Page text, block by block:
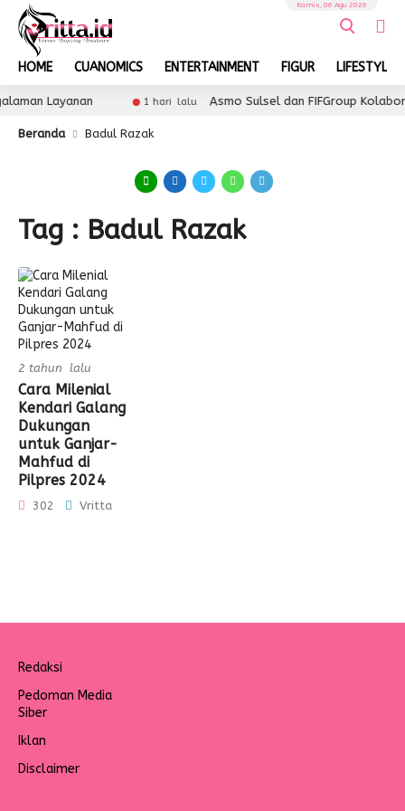
HOME CUANOMICS ENTERTAINMENT FIGUR LIFESTYLE
Kamis, 06 Agu 2026
Layanan 1 hari lalu Asmo Sulsel dan FIFGroup
Beranda Badul Razak
Tag : Badul Razak
2 tahun lalu
Cara Milenial
Kendari Galang
Dukungan
untuk Ganjar-
Mahfud di
Pilpres 2024
302 Vritta
Redaksi
Pedoman Media
Siber
Iklan
Disclaimer